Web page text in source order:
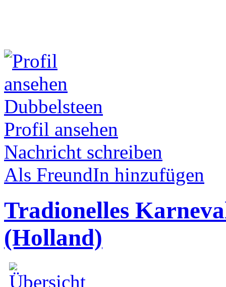
Dubbelsteen
Profil ansehen
Nachricht schreiben
Als FreundIn hinzufügen
Tradionelles
(Holland)